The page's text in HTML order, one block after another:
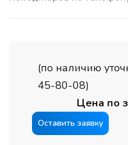
(по наличию
45-80-08)
Цена по
Оставить заявку